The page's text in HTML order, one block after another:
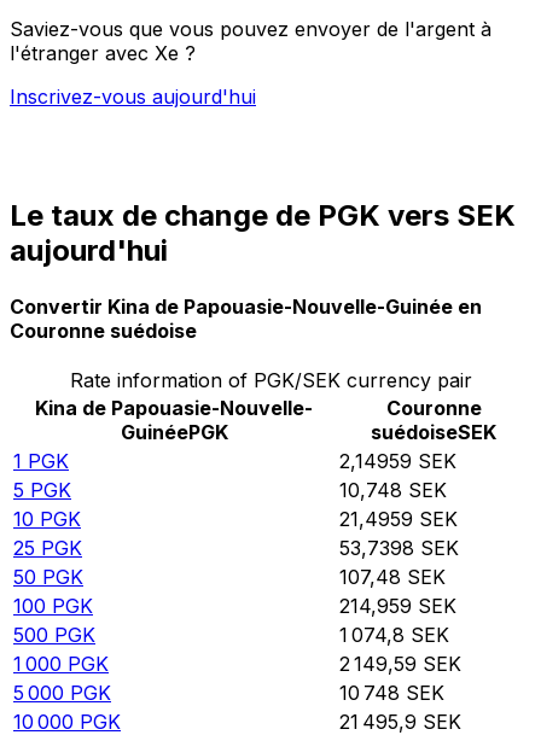
Saviez-vous que vous pouvez envoyer de l'argent à
l'étranger avec Xe ?
Inscrivez-vous aujourd'hui
Le taux de change de PGK vers SEK
aujourd'hui
Convertir Kina de Papouasie-Nouvelle-Guinée en
Couronne suédoise
Rate information of PGK/SEK currency pair
Kina de Papouasie-Nouvelle-
GuinéePGK
Couronne
suédoiseSEK
1 PGK 2,14959 SEK
5 PGK 10,748 SEK
10 PGK 21,4959 SEK
25 PGK 53,7398 SEK
50 PGK 107,48 SEK
100 PGK 214,959 SEK
500 PGK 1 074,8 SEK
1 000 PGK 2 149,59 SEK
5 000 PGK 10 748 SEK
10 000 PGK 21 495,9 SEK